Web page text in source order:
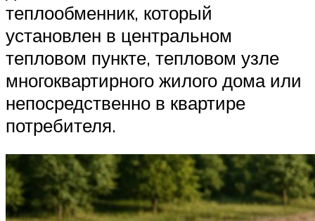
теплообменник, который
установлен в центральном
тепловом пункте, тепловом узле
многоквартирного жилого дома или
непосредственно в квартире
потребителя.